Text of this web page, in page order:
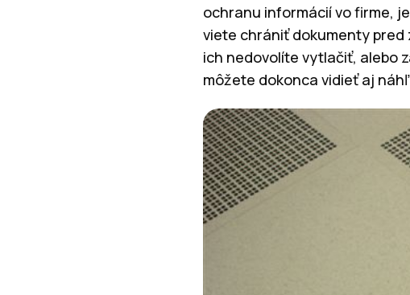
ochranu informácií vo firme,
viete chrániť dokumenty pred
ich nedovolíte vytlačiť, alebo
môžete dokonca vidieť aj